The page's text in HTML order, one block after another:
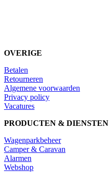
OVERIGE
Betalen
Retourneren
Algemene voorwaarden
Privacy policy
Vacatures
PRODUCTEN & DIENSTEN
Wagenparkbeheer
Camper & Caravan
Alarmen
Webshop